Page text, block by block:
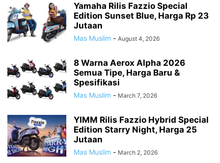
Yamaha Rilis Fazzio Special
Edition Sunset Blue, Harga Rp 23
Jutaan
Mas Muslim - August 4, 2026
8 Warna Aerox Alpha 2026
Semua Tipe, Harga Baru &
Spesifikasi
Mas Muslim - March 7, 2026
YIMM Rilis Fazzio Hybrid Special
Edition Starry Night, Harga 25
Jutaan
Mas Muslim - March 2, 2026